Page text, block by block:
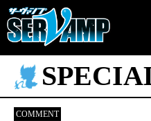
COMMENT